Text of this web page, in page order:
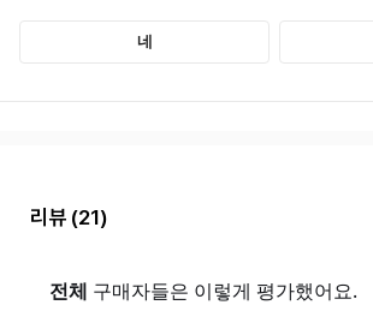
리뷰 (21)